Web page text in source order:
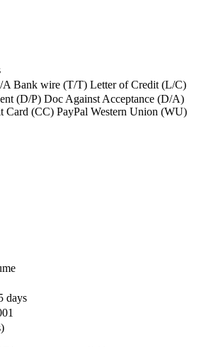
Bank wire (T/T) Letter of Credit (L/C)
(D/P) Doc Against Acceptance (D/A)
Card (CC) PayPal Western Union (WU)
days